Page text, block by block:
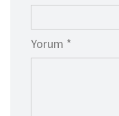
Yorum *